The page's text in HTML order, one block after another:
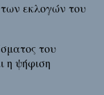
των εκλογών του
του
η ψήφιση